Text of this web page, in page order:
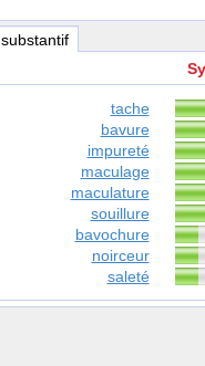
, substantif
tache
bavure
impureté
maculage
maculature
souillure
bavochure
noirceur
saleté